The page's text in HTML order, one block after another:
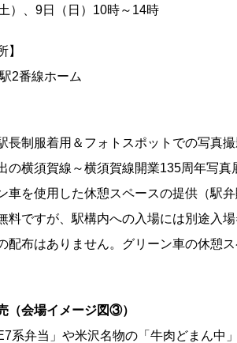
）、9日（日）10時～14時
】
2番線ホーム
長制服着用＆フォトスポットでの写真
の横須賀線～横須賀線開業135周年写真
を使用した休憩スペースの提供（駅弁
料ですが、駅構内への入場には別途入
配布はありません。グリーン車の休憩
（会場イメージ図③）
系弁当」や米沢名物の「牛肉どまん中